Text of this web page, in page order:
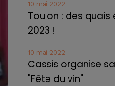
10 mai 2022
Toulon : des
2023 !
10 mai 2022
Cassis organise
"Fête du vin"